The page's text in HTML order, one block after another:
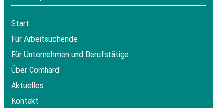
Start
Für Arbeitsuchende
Für Unternehmen und Berufstätige
Über Comhard
Aktuelles
Kontakt